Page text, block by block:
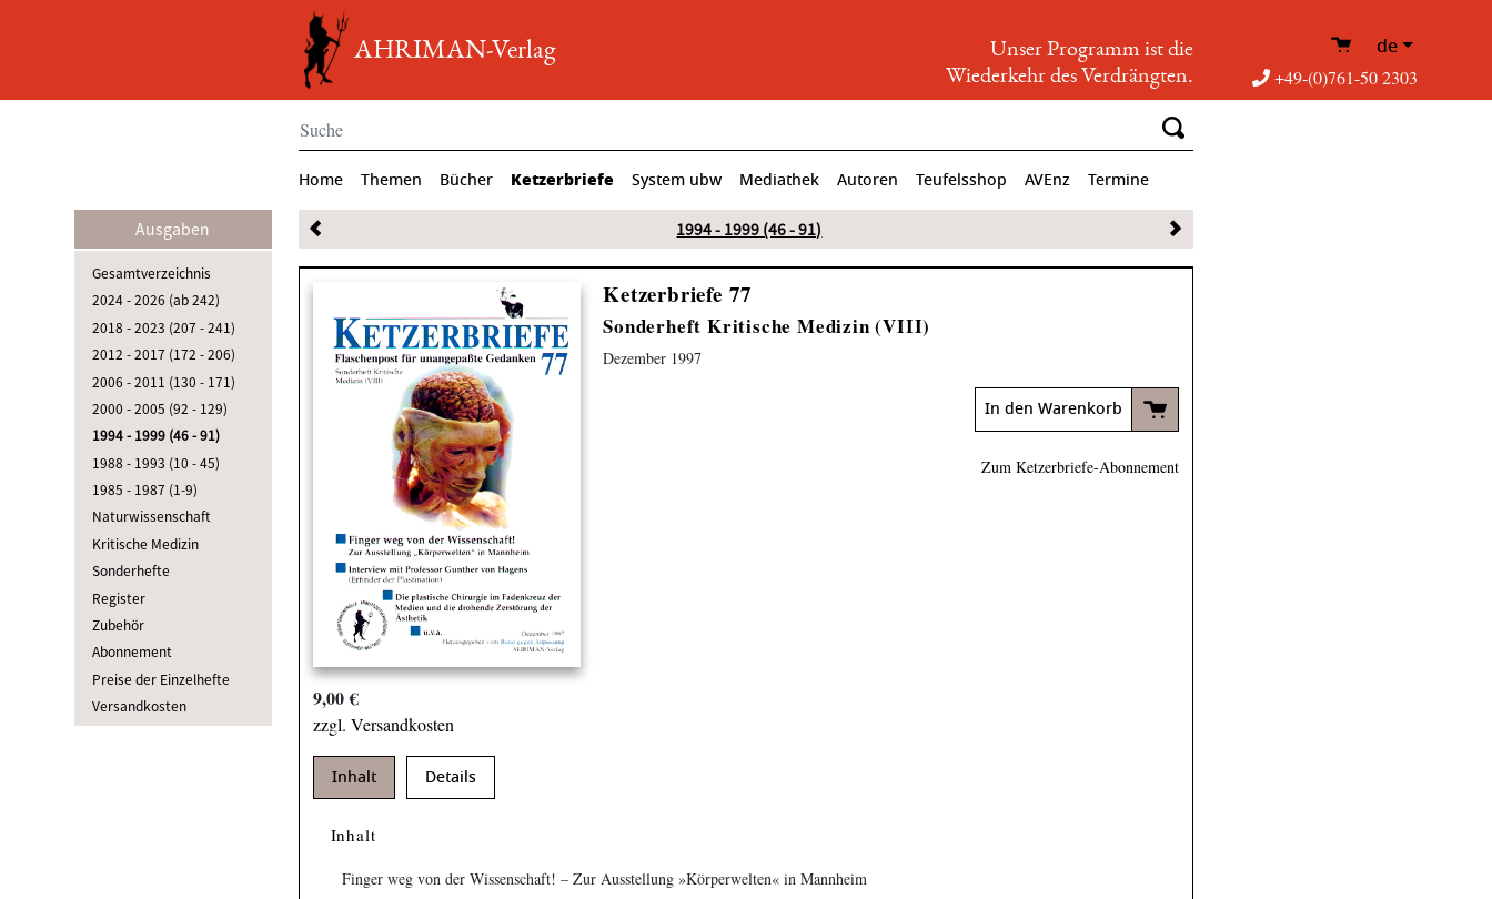
AHRIMAN-Verlag
Unser Programm ist die
Wiederkehr des Verdrängten.
de
+49-(0)761-50 2303
Home Themen Bücher Ketzerbriefe System ubw Mediathek Autoren Teufelsshop AVEnz Termine
Ausgaben
Gesamtverzeichnis
2024 - 2026 (ab 242)
2018 - 2023 (207 - 241)
2012 - 2017 (172 - 206)
2006 - 2011 (130 - 171)
2000 - 2005 (92 - 129)
1994 - 1999 (46 - 91)
1988 - 1993 (10 - 45)
1985 - 1987 (1-9)
Naturwissenschaft
Kritische Medizin
Sonderhefte
Register
Zubehör
Abonnement
Preise der Einzelhefte
Versandkosten
1994 - 1999 (46 - 91)
9,00 €
zzgl. Versandkosten
Ketzerbriefe 77
Sonderheft Kritische Medizin (VIII)
Dezember 1997
In den Warenkorb
Zum Ketzerbriefe-Abonnement
Inhalt Details
Inhalt
Finger weg von der Wissenschaft! – Zur Ausstellung »Körperwelten« in Mannheim